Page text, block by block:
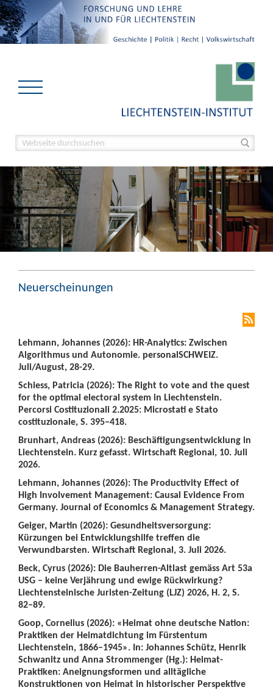
Neuerscheinungen
Lehmann, Johannes (2026): HR-Analytics: Zwischen
Algorithmus und Autonomie. personalSCHWEIZ.
Juli/August, 28-29.
Schiess, Patricia (2026): The Right to vote and the quest
for the optimal electoral system in Liechtenstein.
Percorsi Costituzionali 2.2025: Microstati e Stato
costituzionale, S. 395–418.
Brunhart, Andreas (2026): Beschäftigungsentwicklung in
Liechtenstein. Kurz gefasst. Wirtschaft Regional, 10. Juli
2026.
Lehmann, Johannes (2026): The Productivity Effect of
High Involvement Management: Causal Evidence From
Germany. Journal of Economics & Management Strategy.
Geiger, Martin (2026): Gesundheitsversorgung:
Kürzungen bei Entwicklungshilfe treffen die
Verwundbarsten. Wirtschaft Regional, 3. Juli 2026.
Beck, Cyrus (2026): Die Bauherren-Altlast gemäss Art 53a
USG – keine Verjährung und ewige Rückwirkung?
Liechtensteinische Juristen-Zeitung (LJZ) 2026, H. 2, S.
82–89.
Goop, Cornelius (2026): «Heimat ohne deutsche Nation:
Praktiken der Heimatdichtung im Fürstentum
Liechtenstein, 1866–1945». In: Johannes Schütz, Henrik
Schwanitz und Anna Strommenger (Hg.): Heimat-
Praktiken: Aneignungsformen und alltägliche
Konstruktionen von Heimat in historischer Perspektive